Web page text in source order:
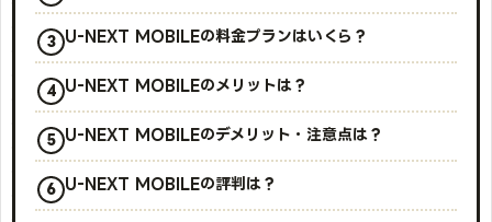
U-NEXT MOBILEの料金プランはいくら？
U-NEXT MOBILEのメリットは？
U-NEXT MOBILEのデメリット・注意点は？
U-NEXT MOBILEの評判は？